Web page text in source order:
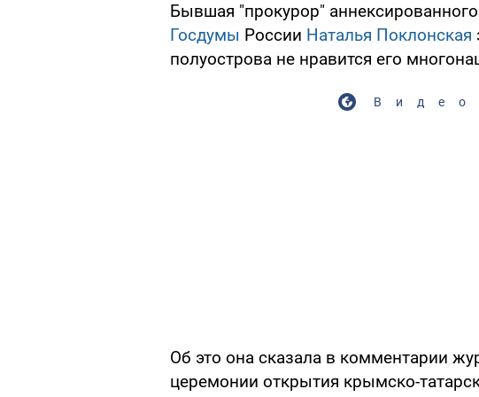
Бывшая "прокурор" аннексированного
Госдумы России Наталья Поклонская
полуострова не нравится его
Об это она сказала в комментарии
церемонии открытия крымско-